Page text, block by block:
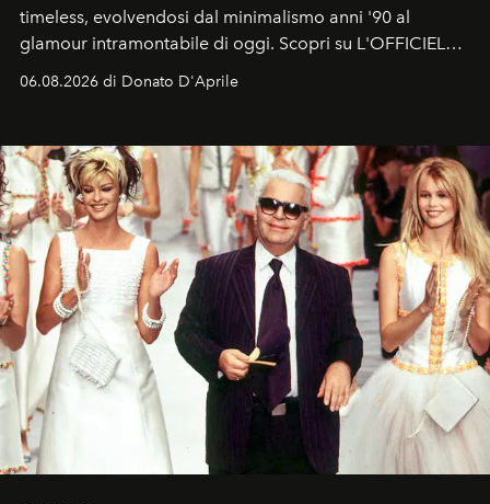
timeless, evolvendosi dal minimalismo anni '90 al
glamour intramontabile di oggi. Scopri su L'OFFICIEL
Italia la sua style evolution.
06.08.2026 di Donato D'Aprile